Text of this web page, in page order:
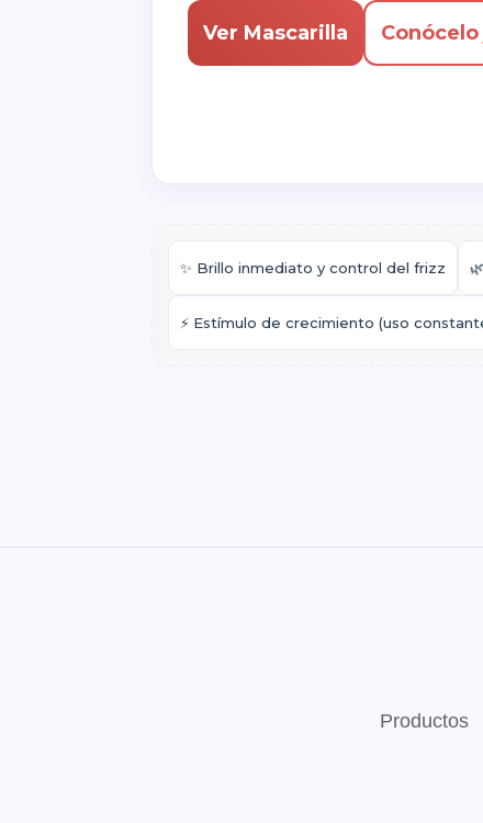
Ver Mascarilla
✨ Brillo inmediato y control del frizz
⚡ Estímulo de crecimiento (uso
Productos